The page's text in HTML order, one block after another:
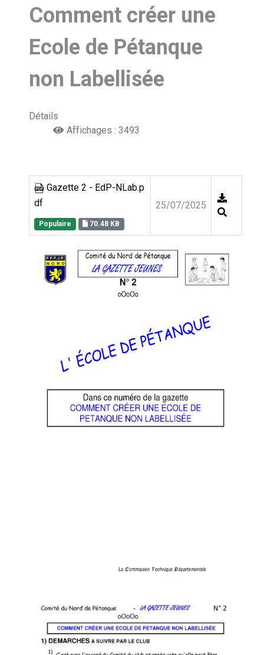
Comment créer une
Ecole de Pétanque
non Labellisée
Détails
Affichages : 3493
Gazette 2 - EdP-NLab.p
df
Populaire 70.48 KB
25/07/2025